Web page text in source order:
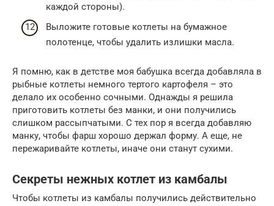
каждой стороны).
Выложите готовые котлеты на бумажное
полотенце, чтобы удалить излишки масла.
Я помню, как в детстве моя бабушка всегда добавляла в
рыбные котлеты немного тертого картофеля – это
делало их особенно сочными. Однажды я решила
приготовить котлеты без манки, и они получились
слишком рассыпчатыми. С тех пор я всегда добавляю
манку, чтобы фарш хорошо держал форму. А еще, не
пережаривайте котлеты, иначе они станут сухими.
Секреты нежных котлет из камбалы
Чтобы котлеты из камбалы получились действительно